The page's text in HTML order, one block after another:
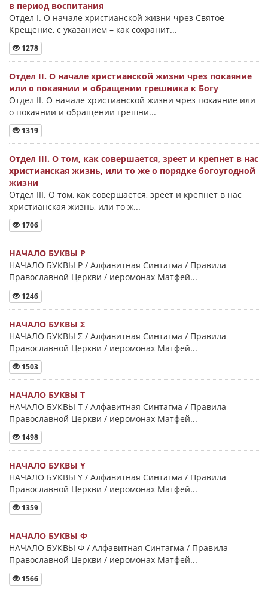
в период воспитания
Отдел I. О начале христианской жизни чрез Святое
Крещение, с указанием – как сохранит...
1278
Отдел II. О начале христианской жизни чрез покаяние
или о покаянии и обращении грешника к Богу
Отдел II. О начале христианской жизни чрез покаяние или
о покаянии и обращении грешни...
1319
Отдел III. О том, как совершается, зреет и крепнет в нас
христианская жизнь, или то же о порядке богоугодной
жизни
Отдел III. О том, как совершается, зреет и крепнет в нас
христианская жизнь, или то ж...
1706
НАЧАЛО БУКВЫ Ρ
НАЧАЛО БУКВЫ Ρ / Алфавитная Синтагма / Правила
Православной Церкви / иеромонах Матфей...
1246
НАЧАЛО БУКВЫ Σ
НАЧАЛО БУКВЫ Σ / Алфавитная Синтагма / Правила
Православной Церкви / иеромонах Матфей...
1503
НАЧАЛО БУКВЫ Τ
НАЧАЛО БУКВЫ Τ / Алфавитная Синтагма / Правила
Православной Церкви / иеромонах Матфей...
1498
НАЧАЛО БУКВЫ Y
НАЧАЛО БУКВЫ Y / Алфавитная Синтагма / Правила
Православной Церкви / иеромонах Матфей...
1359
НАЧАЛО БУКВЫ Φ
НАЧАЛО БУКВЫ Φ / Алфавитная Синтагма / Правила
Православной Церкви / иеромонах Матфей...
1566